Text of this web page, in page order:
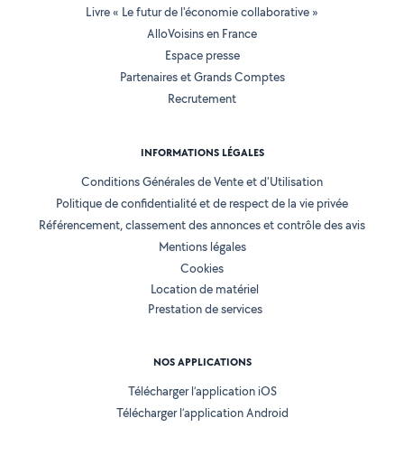
Livre « Le futur de l'économie collaborative »
AlloVoisins en France
Espace presse
Partenaires et Grands Comptes
Recrutement
INFORMATIONS LÉGALES
Conditions Générales de Vente et d'Utilisation
Politique de confidentialité et de respect de la vie privée
Référencement, classement des annonces et contrôle des avis
Mentions légales
Cookies
Location de matériel
Prestation de services
NOS APPLICATIONS
Télécharger l’application iOS
Télécharger l’application Android